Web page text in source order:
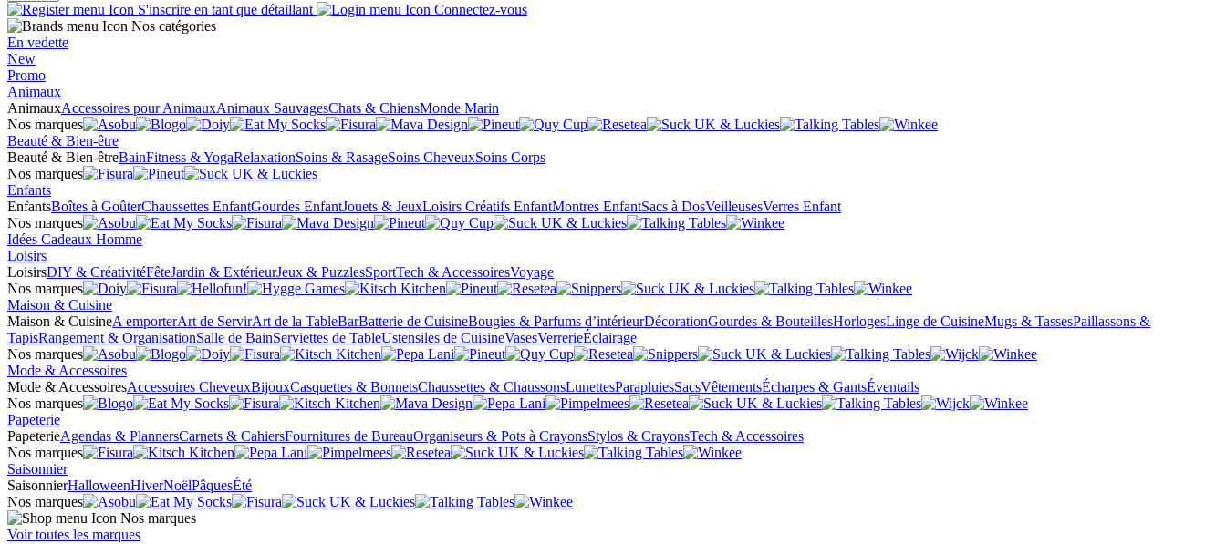
S'inscrire en tant que détaillant
Connectez-vous
Nos catégories
En vedette
New
Promo
Animaux
AnimauxAccessoires pour AnimauxAnimaux SauvagesChats & ChiensMonde Marin
Nos marques
Beauté & Bien-être
Beauté & Bien-êtreBainFitness & YogaRelaxationSoins & RasageSoins CheveuxSoins Corps
Nos marques
Enfants
EnfantsBoîtes à GoûterChaussettes EnfantGourdes EnfantJouets & JeuxLoisirs Créatifs EnfantMontres EnfantSacs à DosVeilleusesVerres Enfant
Nos marques
Idées Cadeaux Homme
Loisirs
LoisirsDIY & CréativitéFêteJardin & ExtérieurJeux & PuzzlesSportTech & AccessoiresVoyage
Nos marques
Maison & Cuisine
Maison & CuisineA emporterArt de ServirArt de la TableBarBatterie de CuisineBougies & Parfums d’intérieurDécorationGourdes & BouteillesHorlogesLinge de CuisineMugs & TassesPaillassons &
TapisRangement & OrganisationSalle de BainServiettes de TableUstensiles de CuisineVasesVerrerieÉclairage
Nos marques
Mode & Accessoires
Mode & AccessoiresAccessoires CheveuxBijouxCasquettes & BonnetsChaussettes & ChaussonsLunettesParapluiesSacsVêtementsÉcharpes & GantsÉventails
Nos marques
Papeterie
PapeterieAgendas & PlannersCarnets & CahiersFournitures de BureauOrganiseurs & Pots à CrayonsStylos & CrayonsTech & Accessoires
Nos marques
Saisonnier
SaisonnierHalloweenHiverNoëlPâquesÉté
Nos marques
Nos marques
Voir toutes les marques